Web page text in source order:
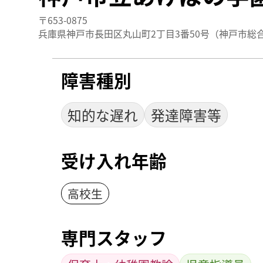
〒653-0875
兵庫県神戸市長田区丸山町2丁目3番50号（神戸市総
障害種別
知的な遅れ 発達障害等
受け入れ年齢
高校生
専門スタッフ